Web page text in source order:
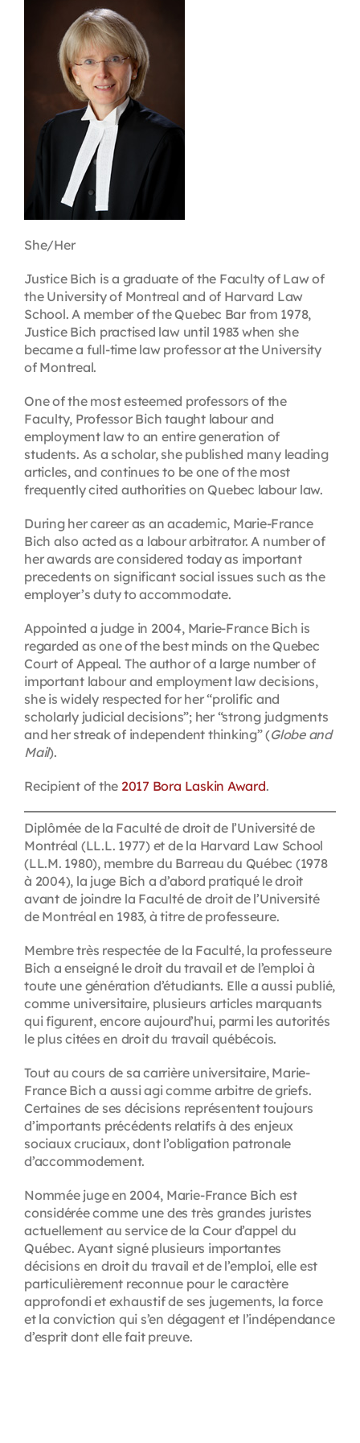
First Resort
Bookstore
Conferences & Training
She/Her
Justice Bich is a graduate of the Faculty of Law of
the University of Montreal and of Harvard Law
School. A member of the Quebec Bar from 1978,
Justice Bich practised law until 1983 when she
became a full-time law professor at the University
of Montreal.
One of the most esteemed professors of the
Faculty, Professor Bich taught labour and
employment law to an entire generation of
students. As a scholar, she published many leading
articles, and continues to be one of the most
frequently cited authorities on Quebec labour law.
During her career as an academic, Marie-France
Bich also acted as a labour arbitrator. A number of
her awards are considered today as important
precedents on significant social issues such as the
employer’s duty to accommodate.
Appointed a judge in 2004, Marie-France Bich is
regarded as one of the best minds on the Quebec
Court of Appeal. The author of a large number of
important labour and employment law decisions,
she is widely respected for her “prolific and
scholarly judicial decisions”; her “strong judgments
and her streak of independent thinking” (Globe and
Mail).
Recipient of the 2017 Bora Laskin Award.
Diplômée de la Faculté de droit de l’Université de
Montréal (LL.L. 1977) et de la Harvard Law School
(LL.M. 1980), membre du Barreau du Québec (1978
à 2004), la juge Bich a d’abord pratiqué le droit
avant de joindre la Faculté de droit de l’Université
de Montréal en 1983, à titre de professeure.
Membre très respectée de la Faculté, la professeure
Bich a enseigné le droit du travail et de l’emploi à
toute une génération d’étudiants. Elle a aussi publié,
comme universitaire, plusieurs articles marquants
qui figurent, encore aujourd’hui, parmi les autorités
le plus citées en droit du travail québécois.
Tout au cours de sa carrière universitaire, Marie-
France Bich a aussi agi comme arbitre de griefs.
Certaines de ses décisions représentent toujours
d’importants précédents relatifs à des enjeux
sociaux cruciaux, dont l’obligation patronale
d’accommodement.
Nommée juge en 2004, Marie-France Bich est
considérée comme une des très grandes juristes
actuellement au service de la Cour d’appel du
Québec. Ayant signé plusieurs importantes
décisions en droit du travail et de l’emploi, elle est
particulièrement reconnue pour le caractère
approfondi et exhaustif de ses jugements, la force
et la conviction qui s’en dégagent et l’indépendance
d’esprit dont elle fait preuve.